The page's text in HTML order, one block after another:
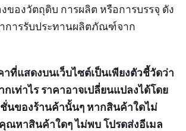
ของวัตถุดิบ การผลิต หรือการบรรจุ ดัง
การรับประทานผลิตภัณฑ์จาก
าที่แสดงบนเว็บไซต์เป็นเพียงตัวชี้วัดว่า
เท่าไร ราคาอาจเปลี่ยนแปลงได้โดย
นของร้านค้านั้นๆ หากสินค้าใดไม่
ณหาสินค้าใดๆ ไม่พบ โปรดส่งอีเมล